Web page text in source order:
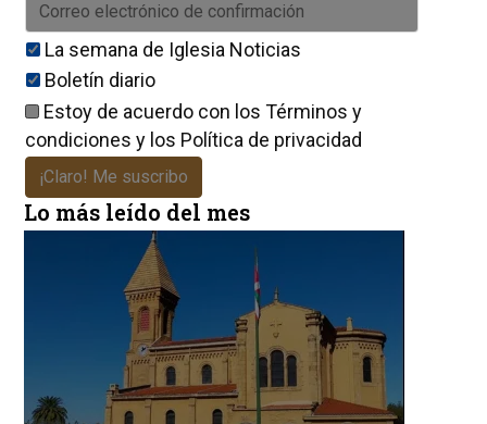
La semana de Iglesia Noticias
Boletín diario
Estoy de acuerdo con los Términos y
condiciones y los Política de privacidad
¡Claro! Me suscribo
Lo más leído del mes